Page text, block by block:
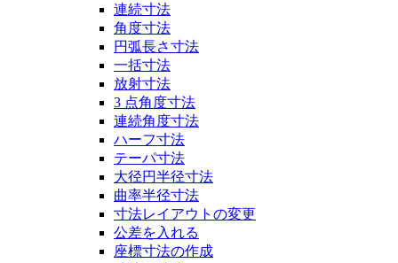
連続寸法
角度寸法
円弧長さ寸法
一括寸法
放射寸法
3 点角度寸法
連続角度寸法
ハーフ寸法
テーパ寸法
大径円半径寸法
曲率半径寸法
寸法レイアウトの変更
公差を入れる
座標寸法の作成